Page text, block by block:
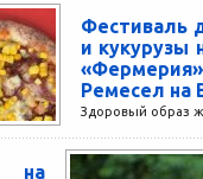
—
Фестиваль
и кукурузы
Ремесел на
Здоровый образ
«Фермерия»
на